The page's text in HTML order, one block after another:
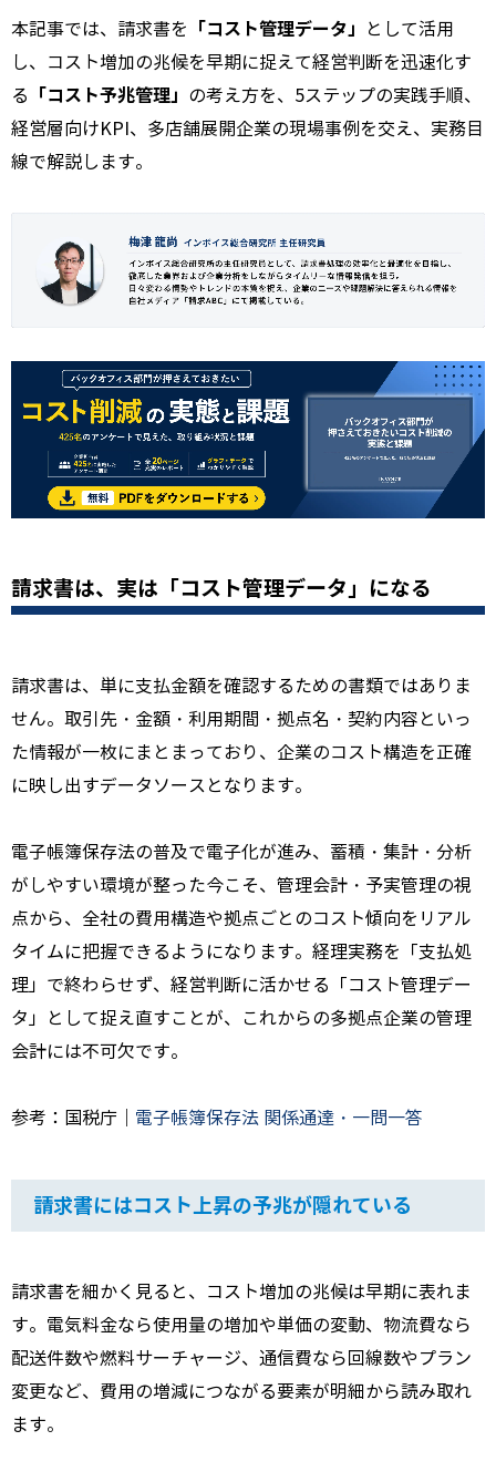
本記事では、請求書を 「コスト管理データ」
として活用
し、コスト増加の兆候を早期に捉えて経営判断を迅速化す
る
「コスト予兆管理」
の考え方を、5ステップの実践手順、
経営層向けKPI、多店舗展開企業の現場事例を交え、実務目
線で解説します。
請求書は、実は「コスト管理データ」になる
請求書は、単に支払金額を確認するための書類ではありま
せん。取引先・金額・利用期間・拠点名・契約内容といっ
た情報が一枚にまとまっており、企業のコスト構造を正確
に映し出すデータソースとなります。
電子帳簿保存法の普及で電子化が進み、蓄積・集計・分析
がしやすい環境が整った今こそ、管理会計・予実管理の視
点から、全社の費用構造や拠点ごとのコスト傾向をリアル
タイムに把握できるようになります。経理実務を「支払処
理」で終わらせず、経営判断に活かせる「コスト管理デー
タ」として捉え直すことが、これからの多拠点企業の管理
会計には不可欠です。
参考：国税庁｜ 電子帳簿保存法 関係通達・一問一答
請求書にはコスト上昇の予兆が隠れている
請求書を細かく見ると、コスト増加の兆候は早期に表れま
す。電気料金なら使用量の増加や単価の変動、物流費なら
配送件数や燃料サーチャージ、通信費なら回線数やプラン
変更など、費用の増減につながる要素が明細から読み取れ
ます。